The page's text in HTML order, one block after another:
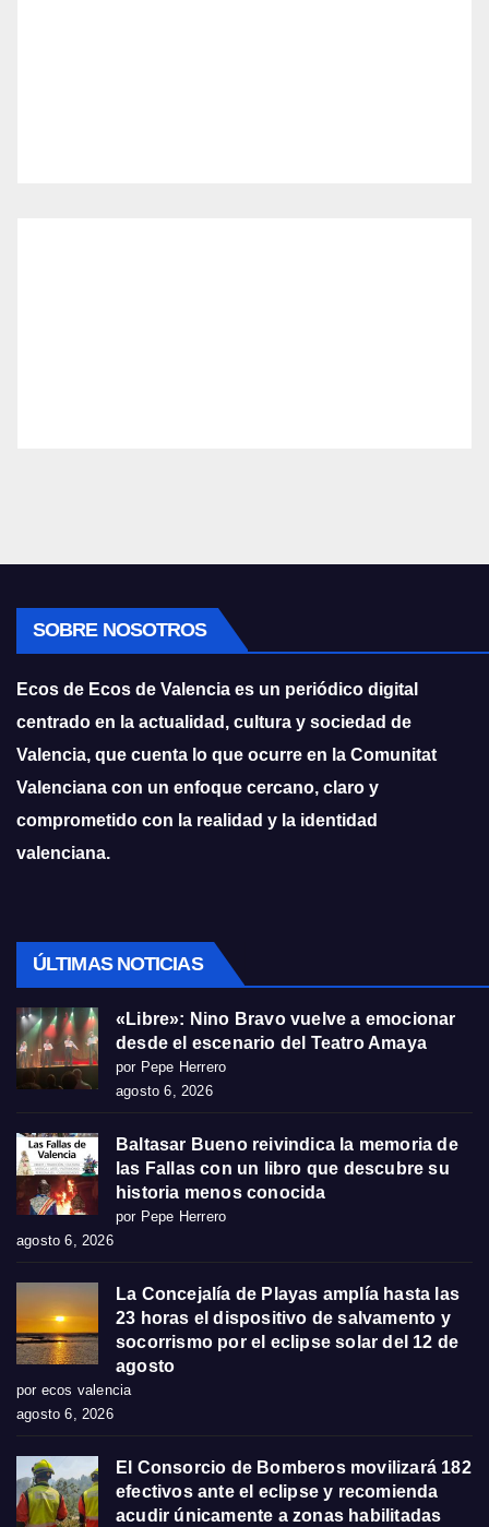
SOBRE NOSOTROS
Ecos de Ecos de Valencia es un periódico digital
centrado en la actualidad, cultura y sociedad de
Valencia, que cuenta lo que ocurre en la Comunitat
Valenciana con un enfoque cercano, claro y
comprometido con la realidad y la identidad
valenciana.
ÚLTIMAS NOTICIAS
«Libre»: Nino Bravo vuelve a emocionar
desde el escenario del Teatro Amaya
por Pepe Herrero
agosto 6, 2026
Baltasar Bueno reivindica la memoria de
las Fallas con un libro que descubre su
historia menos conocida
por Pepe Herrero
agosto 6, 2026
La Concejalía de Playas amplía hasta las
23 horas el dispositivo de salvamento y
socorrismo por el eclipse solar del 12 de
agosto
por ecos valencia
agosto 6, 2026
El Consorcio de Bomberos movilizará 182
efectivos ante el eclipse y recomienda
acudir únicamente a zonas habilitadas